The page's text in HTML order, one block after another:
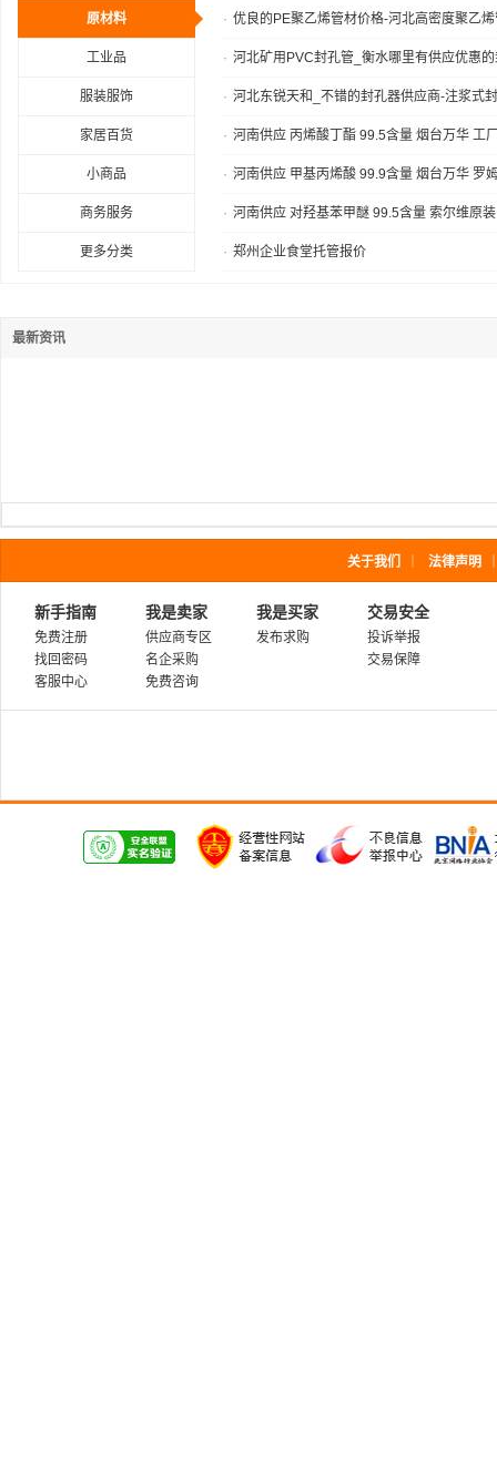
原材料
工业品
服装服饰
家居百货
小商品
商务服务
更多分类
· 优良的PE聚乙烯管材价格-河北高密度聚乙
· 河北矿用PVC封孔管_衡水哪里有供应优惠
· 河北东锐天和_不错的封孔器供应商-注浆式
· 河南供应 丙烯酸丁酯 99.5含量 烟台万华 工
· 河南供应 甲基丙烯酸 99.9含量 烟台万华 罗
· 河南供应 对羟基苯甲醚 99.5含量 索尔维原
· 郑州企业食堂托管报价
最新资讯
关于我们 法律声明
新手指南
免费注册
找回密码
客服中心
我是卖家
供应商专区
名企采购
免费咨询
我是买家
发布求购
交易安全
投诉举报
交易保障